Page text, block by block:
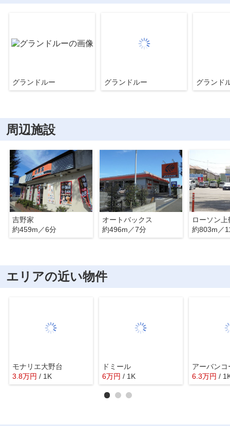
グランドルー グランドルー グランド
周辺施設
吉野家
約459m／6分
オートバックス
約496m／7分
ローソン上
約803m／
エリアの近い物件
モナリエ大野台
3.8万円 / 1K
ドミール
6万円 / 1K
アーバンコ
6.3万円 /